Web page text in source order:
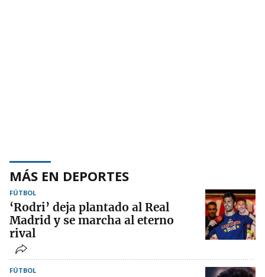
MÁS EN DEPORTES
FÚTBOL
‘Rodri’ deja plantado al Real
Madrid y se marcha al eterno
rival
FÚTBOL